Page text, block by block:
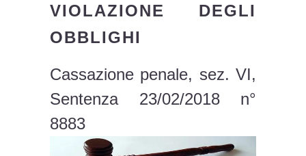
VIOLAZIONE DEGLI
OBBLIGHI
Cassazione penale, sez. VI,
Sentenza 23/02/2018 n°
8883